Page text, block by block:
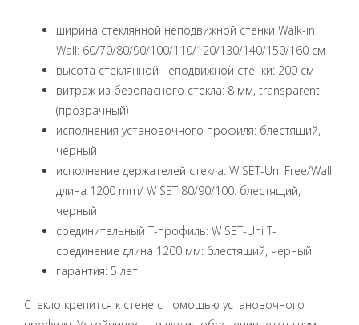
ширина стеклянной неподвижной стенки Walk-in
Wall: 60/70/80/90/100/110/120/130/140/150/160 см
высота стеклянной неподвижной стенки: 200 см
витраж из безопасного стекла: 8 мм, transparent
(прозрачный)
исполнения установочного профиля: блестящий,
черный
исполнение держателей стекла: W SET-Uni Free/Wall
длина 1200 mm/ W SET 80/90/100: блестящий,
черный
соединительный Т-профиль: W SET-Uni T-
соединение длина 1200 мм: блестящий, черный
гарантия: 5 лет
Стекло крепится к стене с помощью установочного